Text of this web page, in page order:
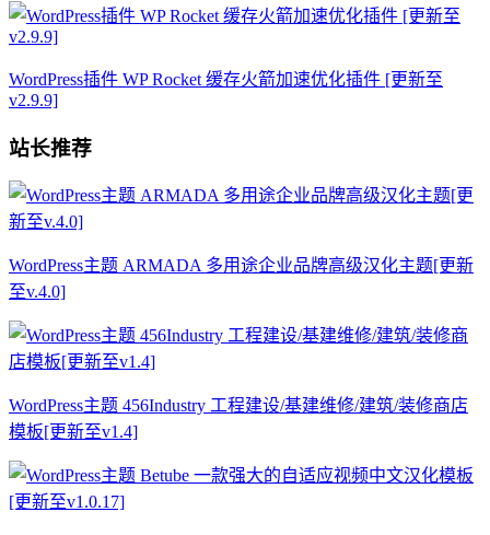
WordPress插件 WP Rocket 缓存火箭加速优化插件 [更新至
v2.9.9]
站长推荐
WordPress主题 ARMADA 多用途企业品牌高级汉化主题[更新
至v.4.0]
WordPress主题 456Industry 工程建设/基建维修/建筑/装修商店
模板[更新至v1.4]